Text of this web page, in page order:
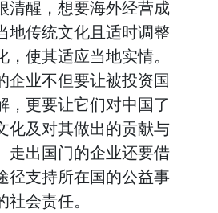
清醒，想要海外经营成
地传统文化且适时调整
使其适应当地实情。
企业不但要让被投资国
，更要让它们对中国了
化及对其做出的贡献与
走出国门的企业还要借
径支持所在国的公益事
会责任。